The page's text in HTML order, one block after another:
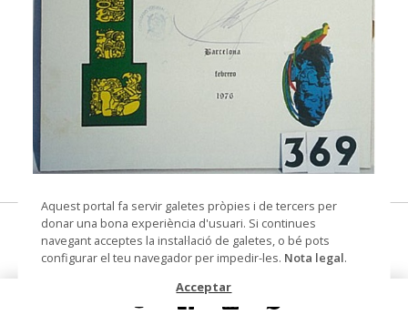
© Arxiu Fotogràfic del Consorci del Patrimoni de
Sitges
diploma
Datació últim quart segle XX
Aquest portal fa servir galetes pròpies i de tercers per
donar una bona experiència d'usuari. Si continues
navegant acceptes la instal·lació de galetes, o bé pots
configurar el teu navegador per impedir-les. Nota legal.
Acceptar